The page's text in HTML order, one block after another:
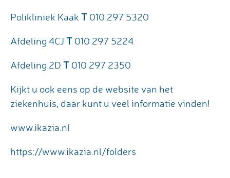
Polikliniek Kaak T 010 297 5320
Afdeling 4CJ T 010 297 5224
Afdeling 2D T 010 297 2350
Kijkt u ook eens op de website van het
ziekenhuis, daar kunt u veel informatie vinden!
www.ikazia.nl
https://www.ikazia.nl/folders